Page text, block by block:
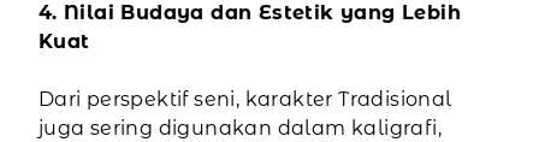
4. Nilai Budaya dan Estetik yang Lebih
Kuat
Dari perspektif seni, karakter Tradisional
juga sering digunakan dalam kaligrafi,